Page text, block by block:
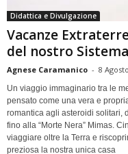
Didattica e Divulgazione
Vacanze
del nostro
Agnese Caramanico - 8
Un viaggio immaginario tra le
pensato come una vera e
romantica agli asteroidi solitari,
fino alla “Morte Nera” Mimas.
viaggiare oltre la Terra e
preziosa la nostra unica casa